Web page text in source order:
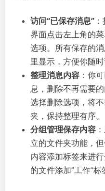
访问“已保存消息”
界面点击左上角的
选项。所有保存的
里显示，方便你随时
整理消息内容 ：你
息，删除不再需要
选择删除选项，将
夹，保持整理有序。
分组管理保存内容
立的文件夹功能，
内容添加标签来进
的文件添加“工作”标